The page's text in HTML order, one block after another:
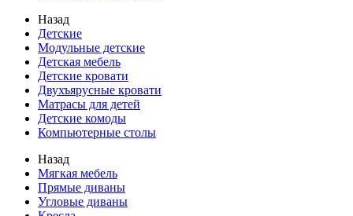
Назад
Детские
Модульные детские
Детская мебель
Детские кровати
Двухъярусные кровати
Матрасы для детей
Детские комоды
Компьютерные столы
Назад
Мягкая мебель
Прямые диваны
Угловые диваны